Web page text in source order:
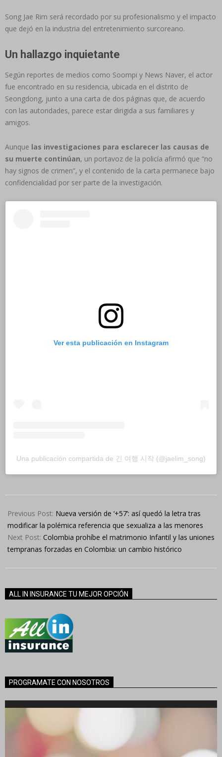
Song Jae Rim será recordado por su profesionalismo y el impacto
que dejó en la industria del entretenimiento surcoreano.
Un hallazgo inquietante
Según reportes de medios como Soompi y News Naver, el actor
fue encontrado en su residencia, ubicada en el distrito de
Seongdong, junto a una carta de dos páginas que, de acuerdo
con las autoridades, parece estar dirigida a sus familiares y
amigos.
Aunque las investigaciones para esclarecer las causas de
su muerte continúan, un portavoz de la policía afirmó que “no
hay signos de crimen”, y el contenido de la carta permanece bajo
confidencialidad por ser parte de la investigación.
Ver esta publicación en Instagram
Una publicación compartida de 긴 여행 시작 (@jaelim_song)
11-
14
Previous Post: Nueva versión de ‘+57’: así quedó la letra tras
modificar la polémica referencia que sexualiza a las menores
Next Post: Colombia prohíbe el matrimonio Infantil y las uniones
tempranas forzadas en Colombia: un cambio histórico
ALL IN INSURANCE TU MEJOR OPCIÓN
PROGRAMATE CON NOSOTROS